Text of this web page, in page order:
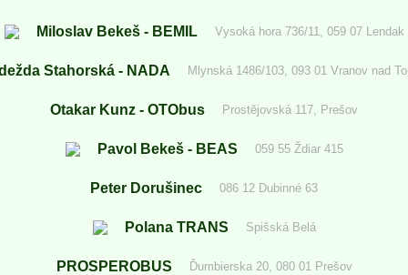
Miloslav Bekeš - BEMIL Vysoká hora 736/11, 059 07 Lendak
Stahorská - NADA Mlynská 1486/103, 093 01 Vranov nad
Otakar Kunz - OTObus Prostějovská 117, Prešov
Pavol Bekeš - BEAS 059 55 Ždiar 415
Peter Dorušinec 086 12 Dubinné 63
Polana TRANS Spišská Belá
PROSPEROBUS Ďumbierska 20, 080 01 Prešov